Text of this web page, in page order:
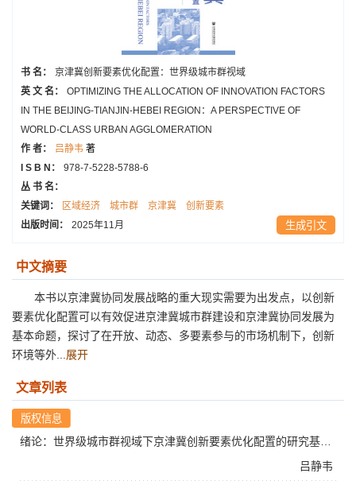
书 名：
京津冀创新要素优化配置：世界级城市群视域
英 文 名：
OPTIMIZING THE ALLOCATION OF INNOVATION FACTORS
IN THE BEIJING-TIANJIN-HEBEI REGION：A PERSPECTIVE OF
WORLD-CLASS URBAN AGGLOMERATION
作 者：
吕静韦 著
I S B N：
978-7-5228-5788-6
丛 书 名：
关键词：
区域经济 城市群 京津冀
创新要素
出版时间：
2025年11月 生成引文
中文摘要
本书以京津冀协同发展战略的重大现实需要为出发点，以创新
要素优化配置可以有效促进京津冀城市群建设和京津冀协同发展为
基本命题，探讨了在开放、动态、多要素参与的市场机制下，创新
环境等外... 展开
文章列表
吕静韦